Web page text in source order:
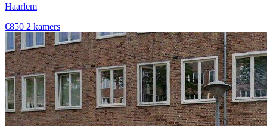
Haarlem
€850 2 kamers